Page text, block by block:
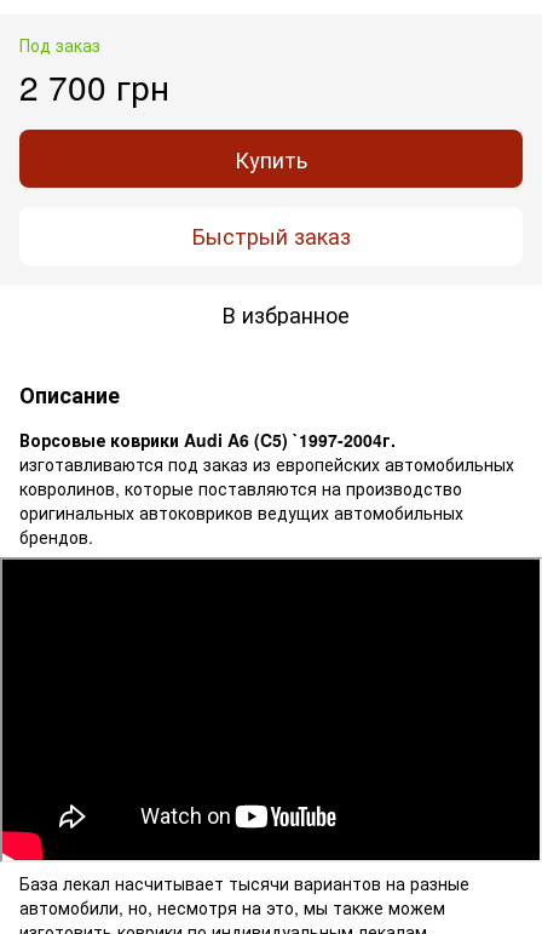
Под заказ
2 700 грн
Купить
Быстрый заказ
В избранное
Описание
Ворсовые коврики Audi A6 (C5) `1997-2004г.
изготавливаются под заказ из европейских автомобильных
ковролинов, которые поставляются на производство
оригинальных автоковриков ведущих автомобильных
брендов.
База лекал насчитывает тысячи вариантов на разные
автомобили, но, несмотря на это, мы также можем